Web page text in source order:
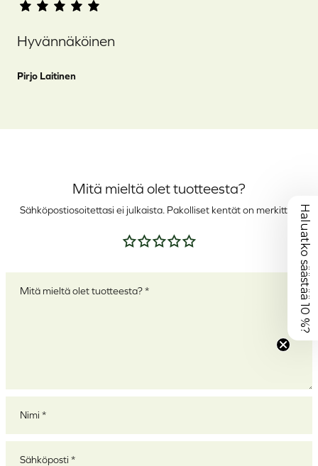
Hyvännäköinen
Pirjo Laitinen
Mitä mieltä olet tuotteesta?
Sähköpostiosoitettasi ei julkaista. Pakolliset kentät on merkitty
Arvostelusi* Haluatko säästää 10 %?